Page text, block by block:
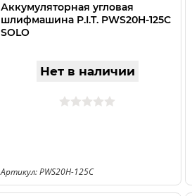
Аккумуляторная угловая
шлифмашина P.I.T. PWS20H-125C
SOLO
Нет в наличии
Артикул: PWS20H-125C